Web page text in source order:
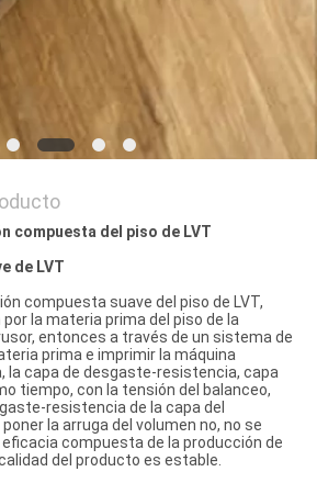
compuesta del piso de LVT
de LVT
compuesta suave del piso de LVT,
la materia prima del piso de la
entonces a través de un sistema de
prima e imprimir la máquina
la capa de desgaste-resistencia, capa
tiempo, con la tensión del balanceo,
resistencia de la capa del
la arruga del volumen no, no se
compuesta de la producción de
del producto es estable.